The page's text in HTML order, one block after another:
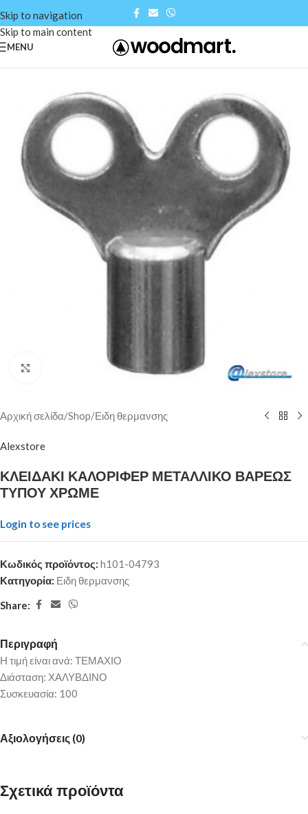
Skip to navigation
Skip to main content
MENU
Click to enlarge
Αρχική σελίδα/Shop/Ειδη θερμανσης
Alexstore
ΚΛΕΙΔΑΚΙ ΚΑΛΟΡΙΦΕΡ ΜΕΤΑΛΛΙΚΟ ΒΑΡΕΩΣ
ΤΥΠΟΥ ΧΡΩΜΕ
Login to see prices
Κωδικός προϊόντος: h101-04793
Κατηγορία: Ειδη θερμανσης
Share:
Περιγραφή
Η τιμή είναι ανά: ΤΕΜΑΧΙΟ
Διάσταση: ΧΑΛΥΒΔΙΝΟ
Συσκευασία: 100
Αξιολογήσεις (0)
Σχετικά προϊόντα